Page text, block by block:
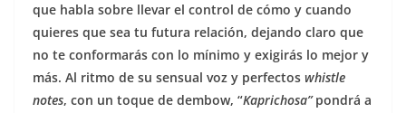
que habla sobre llevar el control de cómo y cuando
quieres que sea tu futura relación, dejando claro que
no te conformarás con lo mínimo y exigirás lo mejor y
más. Al ritmo de su sensual voz y perfectos whistle
notes, con un toque de dembow, “Kaprichosa”pondrá a